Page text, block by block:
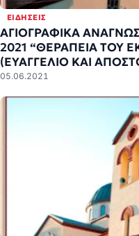
ΕΙΔΉΣΕΙΣ
ΑΓΙΟΓΡΑΦΙΚΑ
2021 “ΘΕΡΑΠΕΙΑ ΤΟΥ
(ΕΥΑΓΓΕΛΙΟ ΚΑΙ
05.06.2021